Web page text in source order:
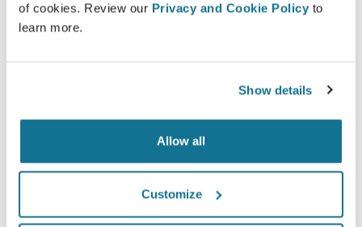
of cookies. Review our Privacy and Cookie Policy to
learn more.
Show details
Allow all
Customize